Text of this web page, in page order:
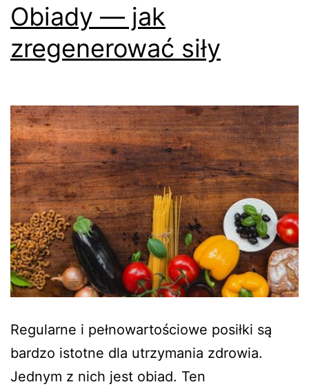
Obiady — jak
zregenerować siły
Regularne i pełnowartościowe posiłki są
bardzo istotne dla utrzymania zdrowia.
Jednym z nich jest obiad. Ten